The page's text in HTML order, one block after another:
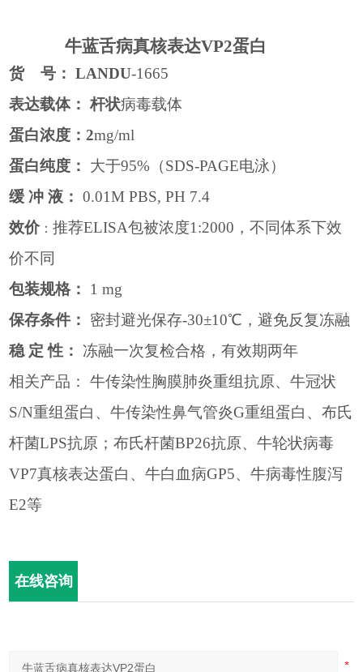
牛蓝舌病真核表达VP2蛋白
货 号： LANDU-1665
表达载体： 杆状病毒载体
蛋白浓度：2mg/ml
蛋白纯度：
大于95% （SDS-PAGE电泳）
缓 冲 液： 0.01M PBS, PH 7.4
效价：推荐ELISA包被浓度1:2000 ，不同体系下效
价不同
包装规格：
1 mg
保存条件：
密封避光保存-30±10℃，避免反复冻融
稳 定 性：
冻融一次复检合格，有效期两年
相关产品：
牛传染性胸膜肺炎重组抗原、牛冠状
S/N重组蛋白、牛传染性鼻气管炎G重组蛋白、布氏
杆菌LPS抗原；布氏杆菌BP26抗原、牛轮状病毒
VP7真核表达蛋白、牛白血病GP5、牛病毒性腹泻
E2等
在线咨询